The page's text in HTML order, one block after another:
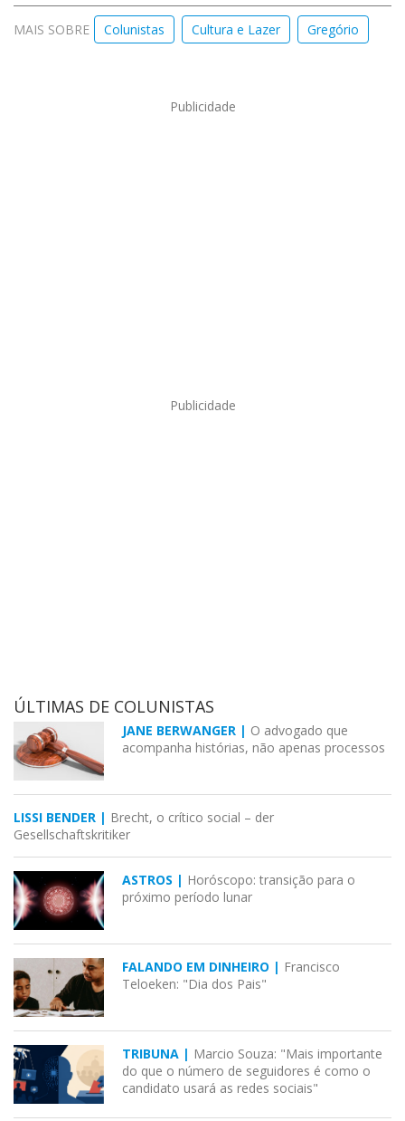
MAIS SOBRE Colunistas Cultura e Lazer Gregório
Publicidade
Publicidade
ÚLTIMAS DE COLUNISTAS
JANE BERWANGER | O advogado que
acompanha histórias, não apenas processos
LISSI BENDER | Brecht, o crítico social – der
Gesellschaftskritiker
ASTROS | Horóscopo: transição para o
próximo período lunar
FALANDO EM DINHEIRO | Francisco
Teloeken: "Dia dos Pais"
TRIBUNA | Marcio Souza: "Mais importante
do que o número de seguidores é como o
candidato usará as redes sociais"